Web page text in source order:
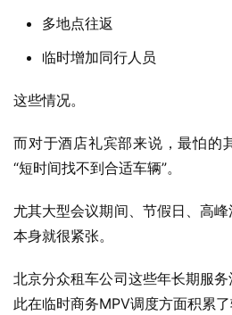
多地点往返
临时增加同行人员
这些情况。
而对于酒店礼宾部来说，最怕的
“短时间找不到合适车辆”。
尤其大型会议期间、节假日、高
本身就很紧张。
北京分众租车公司这些年长期服
此在临时商务MPV调度方面积累了